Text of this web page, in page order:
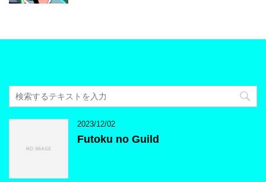
2023/12/02
Futoku no Guild